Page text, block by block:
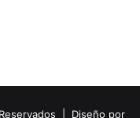
| Diseño por